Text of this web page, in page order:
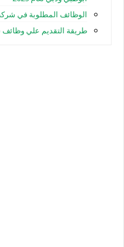
الوظائف المطلوبة في
طريقة التقديم علي